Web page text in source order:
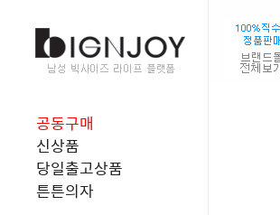
공동구매
신상품
당일출고상품
튼튼의자